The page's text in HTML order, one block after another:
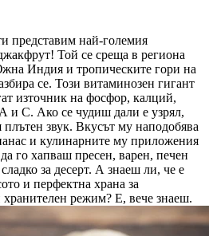
представим най-големия
Той се среща в региона
Индия и тропическите гори на
се. Този витаминозен гигант
източник на фосфор, калций,
и С. Ако се чудиш дали е узрял,
звук. Вкусът му наподобява
и кулинарните му приложения
го хапваш пресен, варен, печен
за десерт. А знаеш ли, че е
и перфектна храна за
хранителен режим? Е, вече знаеш.